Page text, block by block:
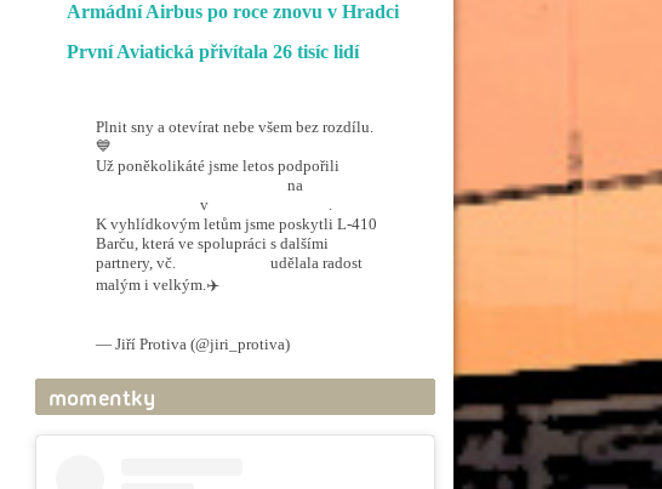
Armádní Airbus po roce znovu v Hradci
První Aviatická přivítala 26 tisíc lidí
Plnit sny a otevírat nebe všem bez rozdílu.
💙
Už poněkolikáté jsme letos podpořili
na
v
.
K vyhlídkovým letům jsme poskytli L-410
Barču, která ve spolupráci s dalšími
partnery, vč.
udělala radost
malým i velkým.✈️
— Jiří Protiva (@jiri_protiva)